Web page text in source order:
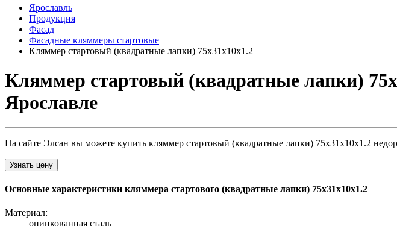
Ярославль
Продукция
Фасад
Фасадные кляммеры стартовые
Кляммер стартовый (квадратные лапки) 75х31х10х1.2
Кляммер стартовый (квадратные лапки)
Ярославле
На сайте Элсан вы можете купить кляммер стартовый (квадратные лапки) 75х31х10х1.2
Узнать цену
Основные характеристики кляммера стартового (квадратные лапки) 75х31х10х1.2
Материал:
оцинкованная сталь